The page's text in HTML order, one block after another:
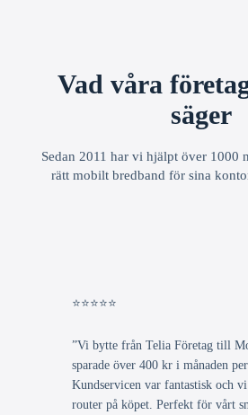
Vad våra
säger
Sedan 2011 har vi hjälpt över 1000
rätt mobilt bredband för sina
⭐⭐⭐⭐⭐
”Vi bytte från Telia Företag till
sparade över 400 kr i månaden
Kundservicen var fantastisk och
router på köpet. Perfekt för vårt